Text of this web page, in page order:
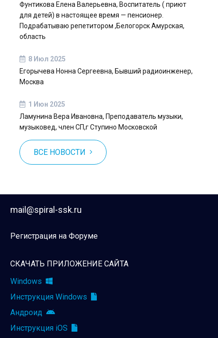
Фунтикова Елена Валерьевна, Воспитатель ( приют
для детей) в настоящее время — пенсионер.
Подрабатываю репетитором ,Белогорск Амурская,
область
8 Июл 2025
Егорычева Нонна Сергеевна, Бывший радиоинженер,
Москва
1 Июн 2025
Ламунина Вера Ивановна, Преподаватель музыки,
музыковед, член СП,г Ступино Московской
ВСЕ НОВОСТИ
mail@spiral-ssk.ru
Регистрация на Форуме
СКАЧАТЬ ПРИЛОЖЕНИЕ САЙТА
Windows
Инструкция Windows
Андроид
Инструкция iOS